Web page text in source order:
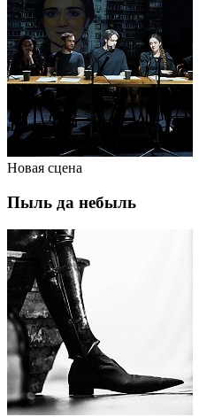
Новая сцена
Пыль да небыль